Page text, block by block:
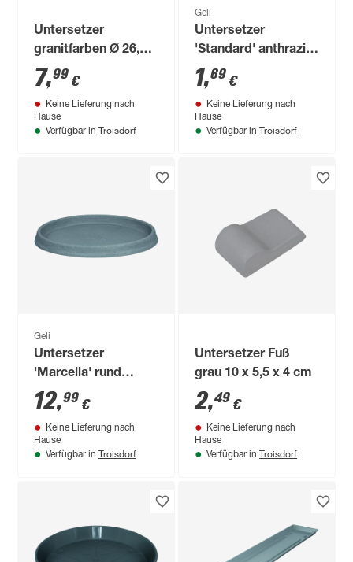
Untersetzer
granitfarben Ø 26,9
cm
7,99 €
Keine Lieferung nach
Hause
Verfügbar in Troisdorf
Geli
Untersetzer
'Standard' anthrazit
Ø 16 cm
1,69 €
Keine Lieferung nach
Hause
Verfügbar in Troisdorf
Geli
Untersetzer
'Marcella' rund
betonfarbe hell 43
cm
12,99 €
Keine Lieferung nach
Hause
Verfügbar in Troisdorf
Untersetzer Fuß
grau 10 x 5,5 x 4 cm
2,49 €
Keine Lieferung nach
Hause
Verfügbar in Troisdorf